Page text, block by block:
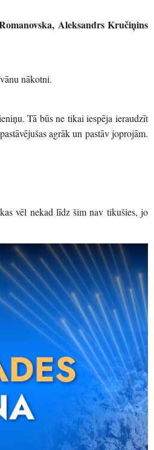
Aleksandrs Kručiņins
nākotni.
Tā būs ne tikai iespēja ieraudzīt
agrāk un pastāv joprojām.
vēl nekad līdz šim nav tikušies, jo